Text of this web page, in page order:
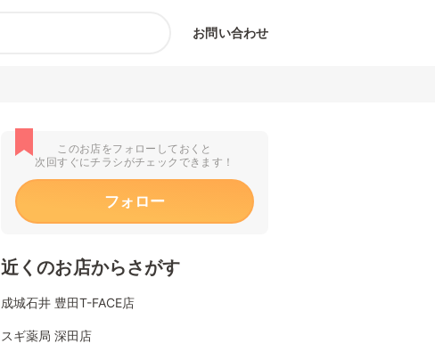
お問い合わせ
このお店をフォローしておくと
次回すぐにチラシがチェックできます！
フォロー
近くのお店からさがす
成城石井 豊田T-FACE店
スギ薬局 深田店